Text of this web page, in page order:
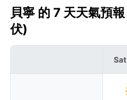
貝寧 的 7 天天氣預
伏)